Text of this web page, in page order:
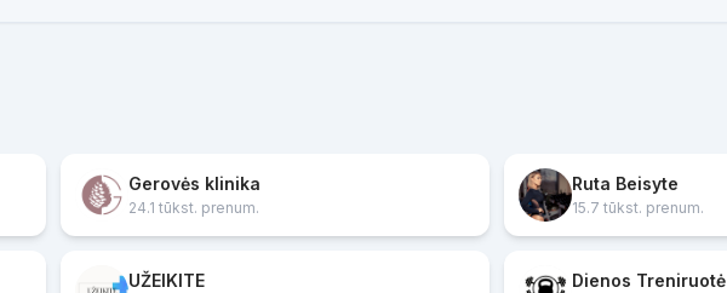
Gerovės klinika
24.1 tūkst. prenum.
Ruta Beisyte
15.7 tūkst. prenum.
UŽEIKITE Dienos Treniruotė